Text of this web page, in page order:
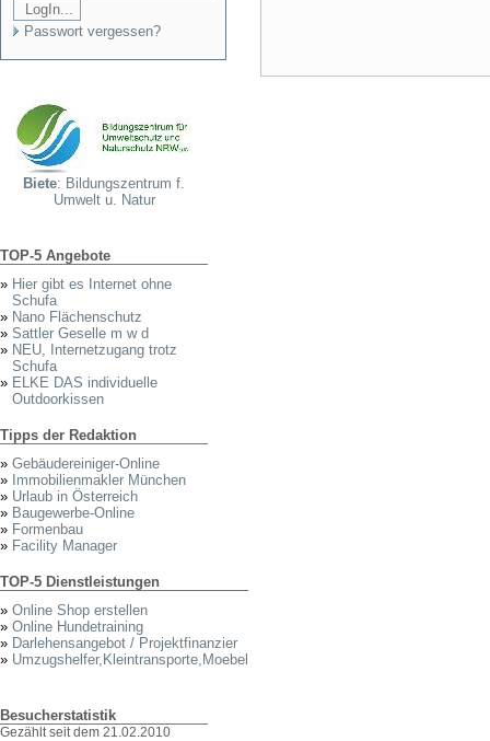
Passwort vergessen?
Biete: Bildungszentrum f.
Umwelt u. Natur
TOP-5 Angebote
» Hier gibt es Internet ohne
Schufa
» Nano Flächenschutz
» Sattler Geselle m w d
» NEU, Internetzugang trotz
Schufa
» ELKE DAS individuelle
Outdoorkissen
Tipps der Redaktion
» Gebäudereiniger-Online
» Immobilienmakler München
» Urlaub in Österreich
» Baugewerbe-Online
» Formenbau
» Facility Manager
TOP-5 Dienstleistungen
» Online Shop erstellen
» Online Hundetraining
» Darlehensangebot / Projektfinanzier
» Umzugshelfer,Kleintransporte,Moebel
Besucherstatistik
Gezählt seit dem 21.02.2010